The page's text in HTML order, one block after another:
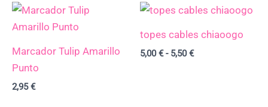
Marcador Tulip Amarillo
Punto
2,95€
topes cables chiaoogo
5,00€ - 5,50€
Rango
precios:
desde
5,00 €